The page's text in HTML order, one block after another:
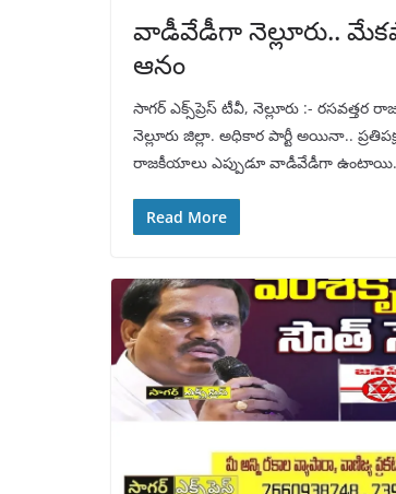
వాడీవేడీగా నెల్లూరు..
ఆనం
సాగర్ ఎక్స్‌ప్రెస్ టీవీ, నెల్లూరు :- రసవత్తర
నెల్లూరు జిల్లా. అధికార పార్టీ అయినా..
రాజకీయాలు ఎప్పుడూ వాడీవేడీగా ఉంటాయి.
Read More